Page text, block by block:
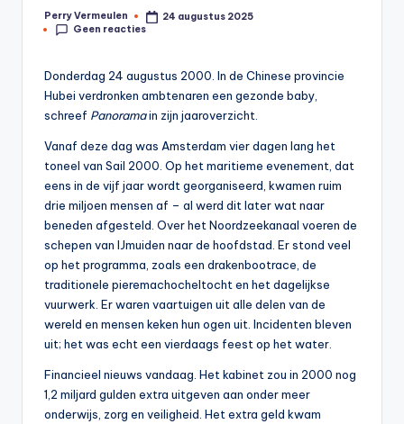
0
0
Geplaatst
door
Perry Vermeulen
24 augustus 2025
Geen reacties
Donderdag 24 augustus 2000. In de Chinese provincie
Hubei verdronken ambtenaren een gezonde baby,
schreef Panoramain zijn jaaroverzicht.
Vanaf deze dag was Amsterdam vier dagen lang het
toneel van Sail 2000. Op het maritieme evenement, dat
eens in de vijf jaar wordt georganiseerd, kwamen ruim
drie miljoen mensen af – al werd dit later wat naar
beneden afgesteld. Over het Noordzeekanaal voeren de
schepen van IJmuiden naar de hoofdstad. Er stond veel
op het programma, zoals een drakenbootrace, de
traditionele pieremachocheltocht en het dagelijkse
vuurwerk. Er waren vaartuigen uit alle delen van de
wereld en mensen keken hun ogen uit. Incidenten bleven
uit; het was echt een vierdaags feest op het water.
Financieel nieuws vandaag. Het kabinet zou in 2000 nog
1,2 miljard gulden extra uitgeven aan onder meer
onderwijs, zorg en veiligheid. Het extra geld kwam